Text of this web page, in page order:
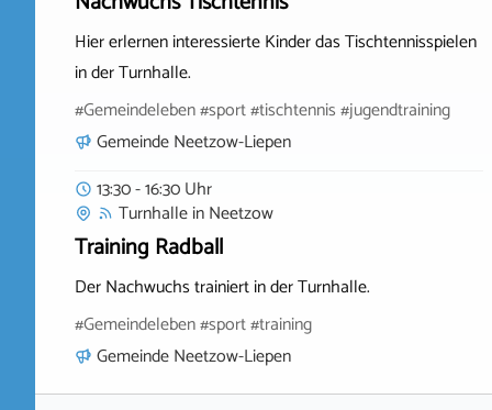
Hier erlernen interessierte Kinder das Tischtennisspielen
in der Turnhalle.
#Gemeindeleben #sport #tischtennis #jugendtraining
Gemeinde Neetzow-Liepen
13:30 - 16:30 Uhr
TurnhalleinNeetzow
Training Radball
Der Nachwuchs trainiert in der Turnhalle.
#Gemeindeleben #sport #training
Gemeinde Neetzow-Liepen